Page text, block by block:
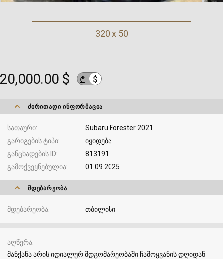
320 x 50
20,000.00 $ ₾ $
ᲫᲘᲠᲘᲗᲐᲓᲘ ᲘᲜᲤᲝᲠᲛᲐᲪᲘᲐ
სათაური
Subaru Forester 2021
გარიგების ტიპი
იყიდება
განცხადების ID
813191
გამოქვეყნებულია
01.09.2025
ᲛᲓᲔᲑᲐᲠᲔᲝᲑᲐ
მდებარეობა თბილისი
აღწერა
მანქანა არის იდიალურ მდგომარეობაში ჩამოყვანის დღიდან